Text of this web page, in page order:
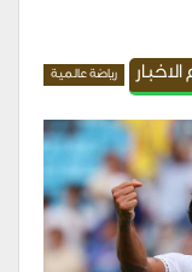
رياضة عالمية